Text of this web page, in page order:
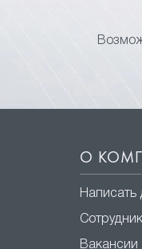
О
Написать
Вакансии